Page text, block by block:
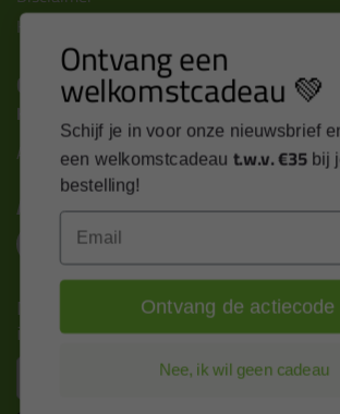
Kit cursus volgen
Contact
Kitcentrum B.V.
Alle contactgegevens >
Altijd op de hoogte blijven?
Nieuws, tips en exclusieve deals
inbox
Email
Ontvang een
welkomstcadeau 💚
Schijf je in voor onze nieuwsbrief
een welkomstcadeau t.w.v. €35 bij
bestelling!
Ontvang de actiecode
Nee, ik wil geen cadeau